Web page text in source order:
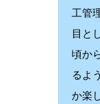
工管
目と
頃か
るよ
か楽